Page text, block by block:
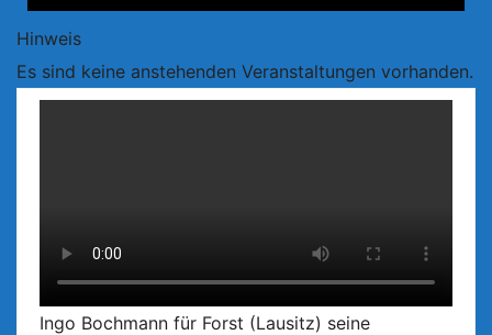
Hinweis
Es sind keine anstehenden Veranstaltungen vorhanden.
Ingo Bochmann für Forst (Lausitz) seine